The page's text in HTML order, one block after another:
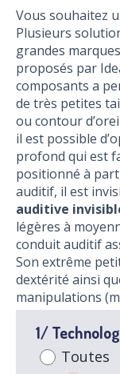
Vous souhaitez
Plusieurs
grandes
proposés par
composants a
de très petites
ou contour
il est possible
profond qui est
positionné à
auditif, il est
auditive
légères à
conduit auditif
Son extrême
dextérité ainsi
manipulations
1/
Toutes